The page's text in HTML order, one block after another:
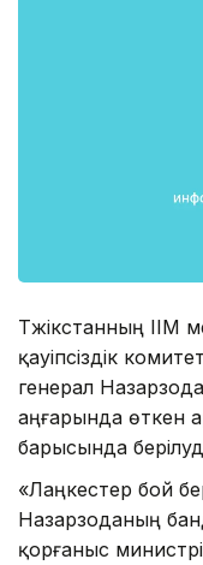
Тәжікстанның ІІМ
қауіпсіздік
генерал
аңғарында өткен
барысында
«Лаңкестер бой
Назарзоданың
қорғаныс